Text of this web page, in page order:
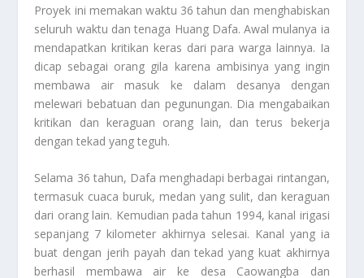
Proyek ini memakan waktu 36 tahun dan menghabiskan
seluruh waktu dan tenaga Huang Dafa. Awal mulanya ia
mendapatkan kritikan keras dari para warga lainnya. Ia
dicap sebagai orang gila karena ambisinya yang ingin
membawa air masuk ke dalam desanya dengan
melewari bebatuan dan pegunungan. Dia mengabaikan
kritikan dan keraguan orang lain, dan terus bekerja
dengan tekad yang teguh.
Selama 36 tahun, Dafa menghadapi berbagai rintangan,
termasuk cuaca buruk, medan yang sulit, dan keraguan
dari orang lain. Kemudian pada tahun 1994, kanal irigasi
sepanjang 7 kilometer akhirnya selesai. Kanal yang ia
buat dengan jerih payah dan tekad yang kuat akhirnya
berhasil membawa air ke desa Caowangba dan